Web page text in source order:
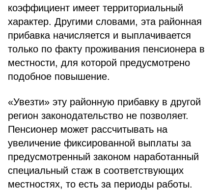
коэффициент имеет территориальный
характер. Другими словами, эта районная
прибавка начисляется и выплачивается
только по факту проживания пенсионера в
местности, для которой предусмотрено
подобное повышение.
«Увезти» эту районную прибавку в другой
регион законодательство не позволяет.
Пенсионер может рассчитывать на
увеличение фиксированной выплаты за
предусмотренный законом наработанный
специальный стаж в соответствующих
местностях, то есть за периоды работы.